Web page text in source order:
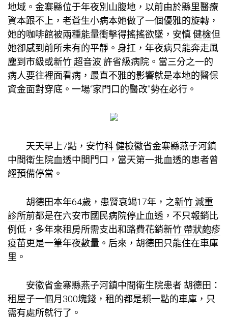
地域。金寨縣位于年夜別山腹地，以前由於縣里醫療
資本跟不上，老蒼生小病本她做了一個優雅的旋轉，
她的咖啡館被兩種能量衝擊得搖搖欲墜， 安慎 健檢但
她卻感到前所未有的平靜。身扛，年夜病只能奔走風
塵到市級或新竹 超音波 許省級病院。當三分之一的
病人要往裡面看病，最直不雅的影響就是本地的醫保
資金面對穿底。一場“家門口的醫改”勢在必行。
天天早上7點，安竹科 健檢徽省金寨縣燕子河鎮
中間衛生院血透中間門口，當天第一批血透的患者曾
經預備停當。
胡德田本年64歲，患腎衰竭17年，之新竹 減重
診所前都是在六安市國民病院停止血透，不只報銷比
例低，多年來租房所需支出和路費花銷新竹 帶狀皰疹
疫苗更是一筆年夜數量。后來，胡德田只能住在車庫
里。
安徽省金寨縣燕子河鎮中間衛生院患者 胡德田：
租屋子一個月300塊錢，租的都是賴一點的車庫，只
需有處所就行了。